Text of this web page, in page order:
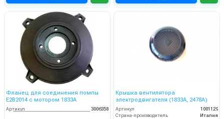
Фланец для соединения помпы
Е2В2014 с мотором 1833А
Артикул 3006358
Крышка вентилятора
электродвигателя (1833А, 2478А)
Артикул
1001129
Страна-производитель
Италия